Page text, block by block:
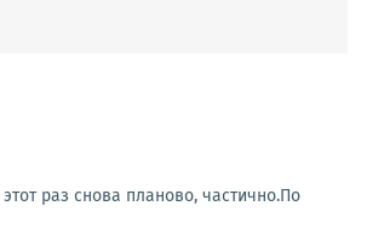
раз снова планово, частично.По